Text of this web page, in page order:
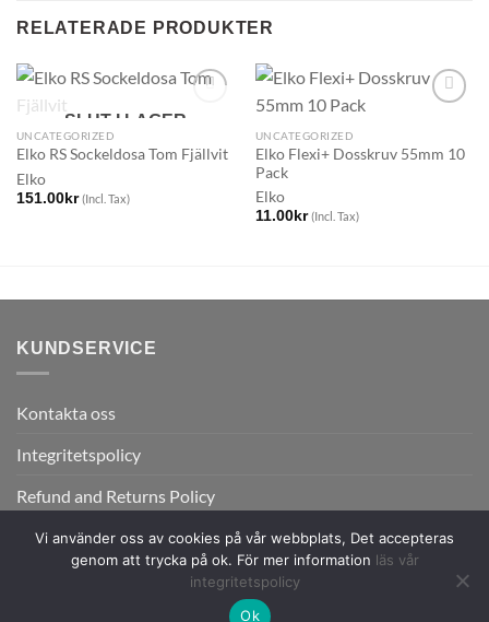
RELATERADE PRODUKTER
SLUT I LAGER
UNCATEGORIZED
Elko RS Sockeldosa Tom Fjällvit
Elko
151.00kr (Incl. Tax)
UNCATEGORIZED
Elko Flexi+ Dosskruv 55mm 10
Pack
Elko
11.00kr (Incl. Tax)
KUNDSERVICE
Kontakta oss
Integritetspolicy
Refund and Returns Policy
Vi använder oss av cookies på vår webbplats, Det accepteras
genom att trycka på ok. För mer information läs vår
integritetspolicy
Ok